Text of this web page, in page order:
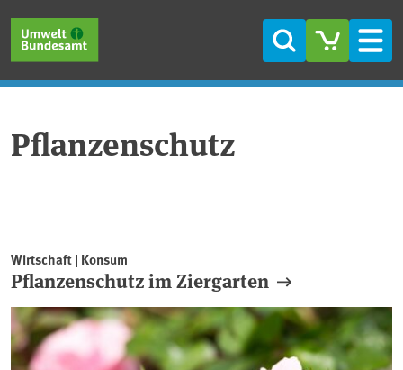
Suche
Pflanzenschutz
Wirtschaft | Konsum
Pflanzenschutz im Ziergarten